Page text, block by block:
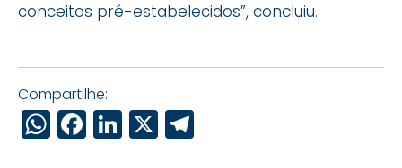
conceitos pré-estabelecidos”, concluiu.
Compartilhe:
WhatsApp
Facebook
LinkedIn
X